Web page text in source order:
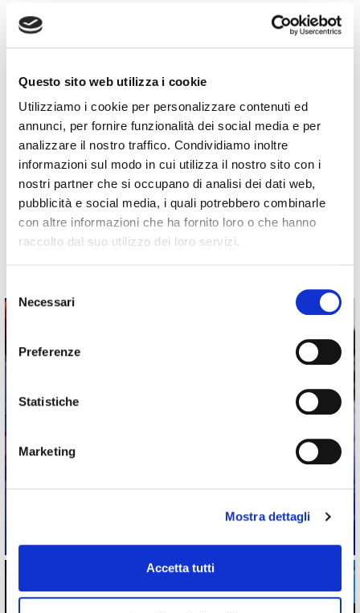
Questo sito web utilizza i cookie
Utilizziamo i cookie per personalizzare contenuti ed
annunci, per fornire funzionalità dei social media e per
analizzare il nostro traffico. Condividiamo inoltre
informazioni sul modo in cui utilizza il nostro sito con i
nostri partner che si occupano di analisi dei dati web,
pubblicità e social media, i quali potrebbero combinarle
con altre informazioni che ha fornito loro o che hanno
raccolto dal suo utilizzo dei loro servizi.
delNecessari
Preferenze
Statistiche
Marketing
Mostra dettagli
Accetta tutti
Coinvolgere gli stakeholder comunicando agli stessi i
Coinvolgere l’intera catena di fornitura in ottica di
crescita sostenibile;
Adoperarsi perridurre consumidi risorse e produzione
di rifiuti;
Valorizzarei prodotti del territorio;
Promuoverel’economia e l’occupazione locale;
Essere inclusiva, nel rispetto dei diritti dei lavoratori e
dei partner e visitatori dell’Evento.
IL CERTIFICATO DI